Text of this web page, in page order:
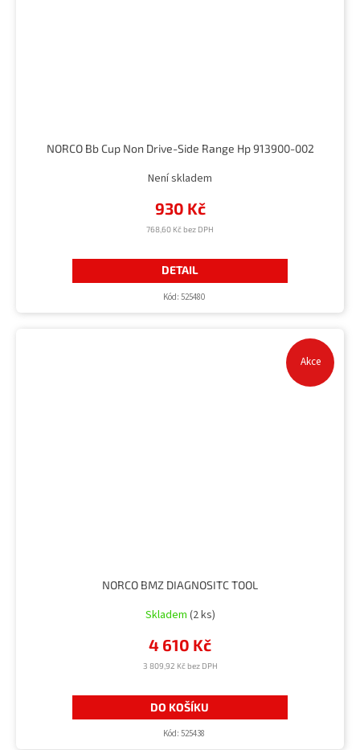
NORCO Bb Cup Non Drive-Side Range Hp 913900-002
Není skladem
768,60 Kč bez DPH
930 Kč
DETAIL
Kód: 525480
Akce
NORCO BMZ DIAGNOSITC TOOL
Skladem (2 ks)
3 809,92 Kč bez DPH
4 610 Kč
DO KOŠÍKU
Kód: 525438